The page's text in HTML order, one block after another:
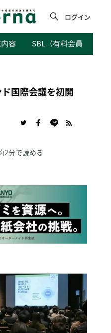
ログイン
容 SBL（有料会員向けサ
国際会議を初開
2分で読める